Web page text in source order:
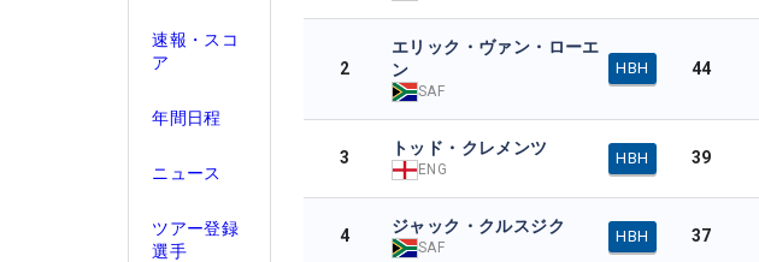
速報・スコ
ア
年間日程
ニュース
ツアー登録
選手
2
エリック・ヴァン・ローエ
ン
SAF
HBH 44
3 トッド・クレメンツ
ENG
HBH 39
4 ジャック・クルスジク
SAF
HBH 37